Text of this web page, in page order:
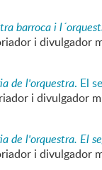
barroca i
i divulgador
de l'orquestra. El
i divulgador
de l'orquestra. El
i divulgador